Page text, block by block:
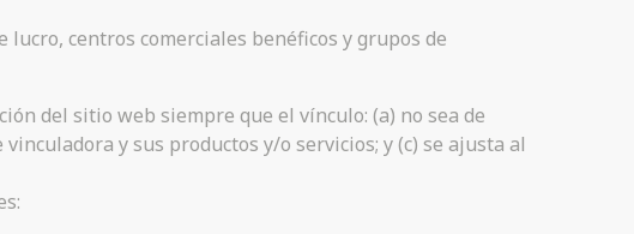
centros comerciales benéficos y grupos de
del sitio web siempre que el vínculo: (a) no sea de
y sus productos y/o servicios; y (c) se ajusta al